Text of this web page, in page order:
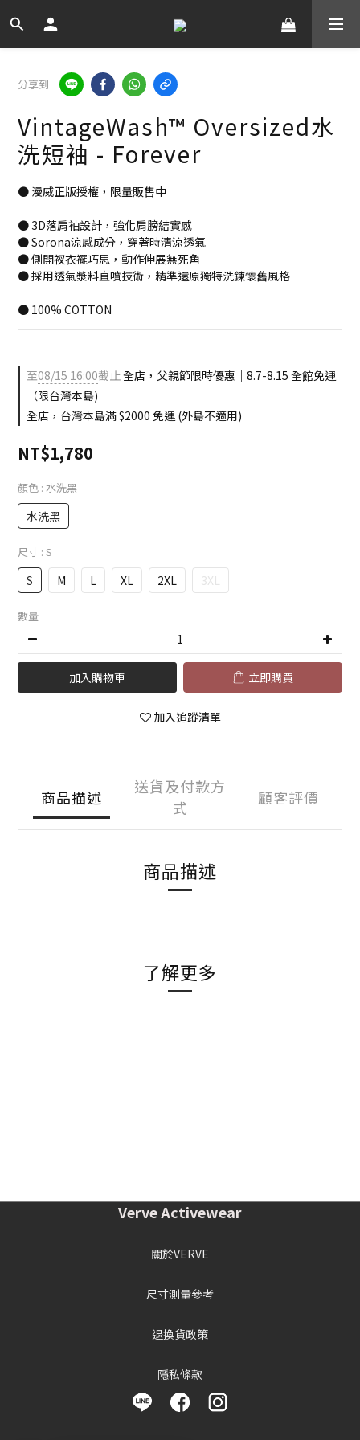
分享到
VintageWash™ Oversized水
洗短袖 - Forever
● 漫威正版授權，限量販售中
● 3D落肩袖設計，強化肩膀結實感
● Sorona涼感成分，穿著時清涼透氣
● 側開衩衣襬巧思，動作伸展無死角
● 採用透氣漿料直噴技術，精準還原獨特洗鍊懷舊風格
● 100% COTTON
至08/15 16:00截止全店，父親節限時優惠｜8.7-8.15 全館免運
（限台灣本島)
全店，台灣本島滿 $2000 免運 (外島不適用)
NT$1,780
顏色 : 水洗黑
水洗黑
尺寸 : S
S M L XL 2XL 3XL
數量
加入購物車 立即購買
加入追蹤清單
商品描述
送貨及付款方
式
顧客評價
商品描述
了解更多
Verve Activewear
關於VERVE
尺寸測量參考
退換貨政策
隱私條款